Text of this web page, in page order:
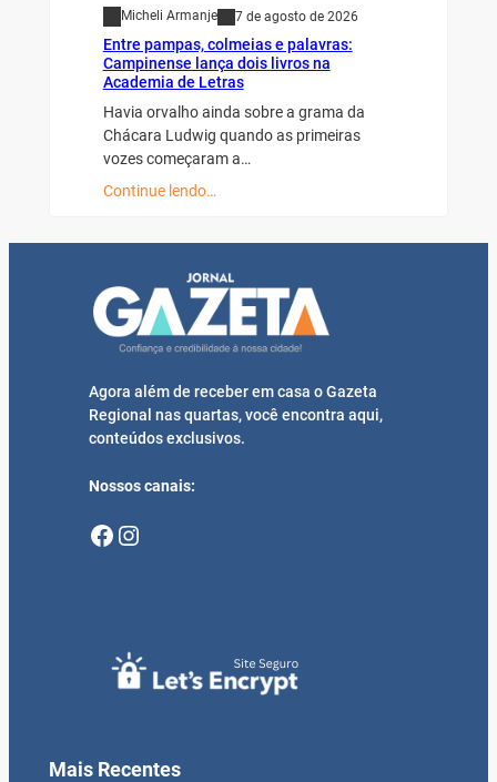
Micheli Armanje 7 de agosto de 2026
Entre pampas, colmeias e palavras:
Campinense lança dois livros na
Academia de Letras
Havia orvalho ainda sobre a grama da
Chácara Ludwig quando as primeiras
vozes começaram a…
Continue lendo…
Agora além de receber em casa o Gazeta
Regional nas quartas, você encontra aqui,
conteúdos exclusivos.
Nossos canais:
Facebook Instagram
Mais Recentes